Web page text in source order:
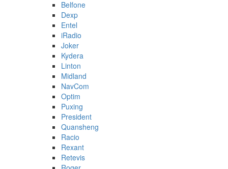
Belfone
Dexp
Entel
iRadio
Joker
Kydera
Linton
Midland
NavCom
Optim
Puxing
President
Quansheng
Racio
Rexant
Retevis